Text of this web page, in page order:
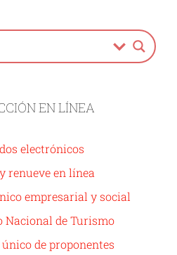
EN LÍNEA
electrónicos
renueve en línea
empresarial y social
Nacional de Turismo
de proponentes